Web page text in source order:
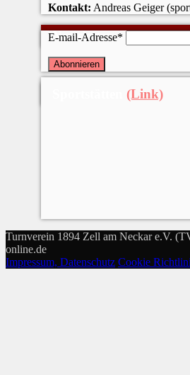
Kontakt: Andreas Geiger
Newsletter
E-mail-Adresse*
(Link)
Turnverein 1894 Zell am Neckar e.V.
online.de
Impressum, Datenschutz Cookie